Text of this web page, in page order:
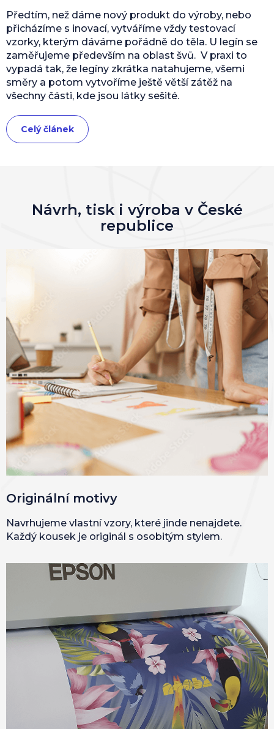
Předtím, než dáme nový produkt do výroby, nebo
přicházíme s inovací, vytváříme vždy testovací
vzorky, kterým dáváme pořádně do těla. U legín se
zaměřujeme především na oblast švů. V praxi to
vypadá tak, že legíny zkrátka natahujeme, všemi
směry a potom vytvoříme ještě větší zátěž na
všechny části, kde jsou látky sešité.
Celý článek
Návrh, tisk i výroba v České
republice
Originální motivy
Navrhujeme vlastní vzory, které jinde nenajdete.
Každý kousek je originál s osobitým stylem.